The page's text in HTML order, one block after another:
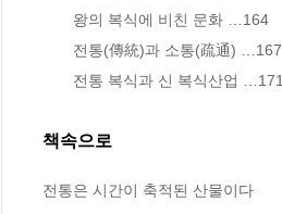
       전통 복식과 신 복식산업 …171
책속으로
전통은 시간이 축적된 산물이다